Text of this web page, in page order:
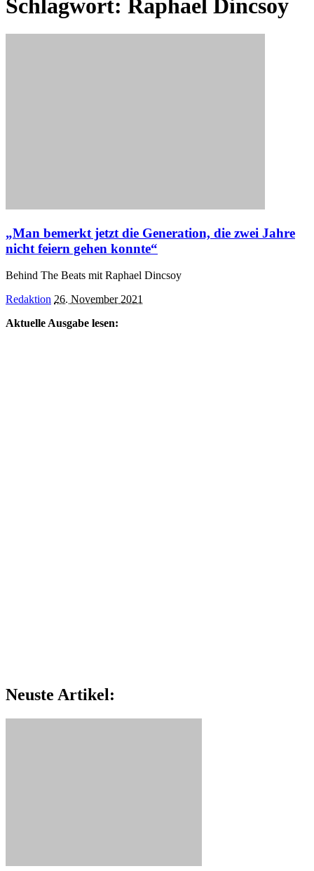
Schlagwort: Raphael Dincsoy
„Man bemerkt jetzt die Generation, die zwei Jahre
nicht feiern gehen konnte“
Behind The Beats mit Raphael Dincsoy
Posted
Redaktion 26. November 2021
Aktuelle Ausgabe lesen:
Neuste Artikel: